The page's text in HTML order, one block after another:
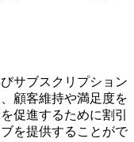
サブスクリプション
顧客維持や満足度を
促進するために割引
を提供することがで